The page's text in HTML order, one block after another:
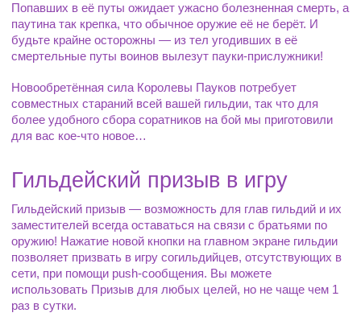
Попавших в её путы ожидает ужасно болезненная смерть, а
паутина так крепка, что обычное оружие её не берёт. И
будьте крайне осторожны — из тел угодивших в её
смертельные путы воинов вылезут пауки-прислужники!
Новообретённая сила Королевы Пауков потребует
совместных стараний всей вашей гильдии, так что для
более удобного сбора соратников на бой мы приготовили
для вас кое-что новое…
Гильдейский призыв в игру
Гильдейский призыв — возможность для глав гильдий и их
заместителей всегда оставаться на связи с братьями по
оружию! Нажатие новой кнопки на главном экране гильдии
позволяет призвать в игру согильдийцев, отсутствующих в
сети, при помощи push-сообщения. Вы можете
использовать Призыв для любых целей, но не чаще чем 1
раз в сутки.